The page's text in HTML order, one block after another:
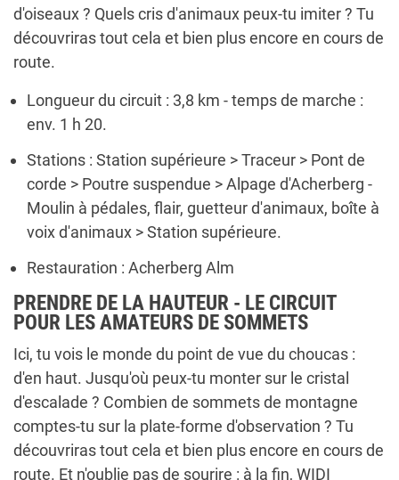
d'oiseaux ? Quels cris d'animaux peux-tu imiter ? Tu
découvriras tout cela et bien plus encore en cours de
route.
Longueur du circuit : 3,8 km - temps de marche :
env. 1 h 20.
Stations : Station supérieure > Traceur > Pont de
corde > Poutre suspendue > Alpage d'Acherberg -
Moulin à pédales, flair, guetteur d'animaux, boîte à
voix d'animaux > Station supérieure.
Restauration : Acherberg Alm
PRENDRE DE LA HAUTEUR - LE CIRCUIT
POUR LES AMATEURS DE SOMMETS
Ici, tu vois le monde du point de vue du choucas :
d'en haut. Jusqu'où peux-tu monter sur le cristal
d'escalade ? Combien de sommets de montagne
comptes-tu sur la plate-forme d'observation ? Tu
découvriras tout cela et bien plus encore en cours de
route. Et n'oublie pas de sourire : à la fin, WIDI